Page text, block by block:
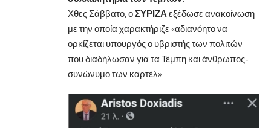
Χθες Σάββατο, οΣΥΡΙΖΑ εξέδωσε ανακοίνωση
με την οποία χαρακτήριζε «αδιανόητο να
ορκίζεται υπουργός ο υβριστής των πολιτών
που διαδήλωσαν για τα Τέμπη και άνθρωπος-
συνώνυμο των καρτέλ».